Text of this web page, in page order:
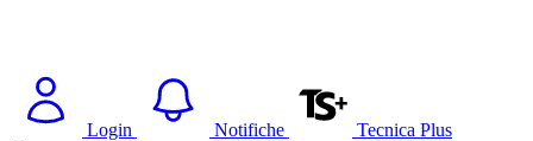
Login Notifiche Tecnica Plus